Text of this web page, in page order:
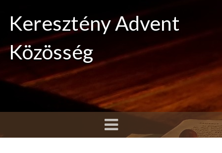
Keresztény Advent
Közösség